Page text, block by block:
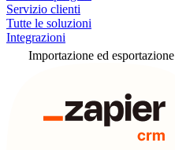
Servizio clienti
Tutte le soluzioni
Integrazioni
Importazione ed esportazione